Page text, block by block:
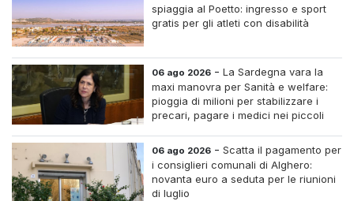
spiaggia al Poetto: ingresso e sport
gratis per gli atleti con disabilità
06 ago 2026 -La Sardegna vara la
maxi manovra per Sanità e welfare:
pioggia di milioni per stabilizzare i
precari, pagare i medici nei piccoli
06 ago 2026 -Scatta il pagamento per
i consiglieri comunali di Alghero:
novanta euro a seduta per le riunioni
di luglio